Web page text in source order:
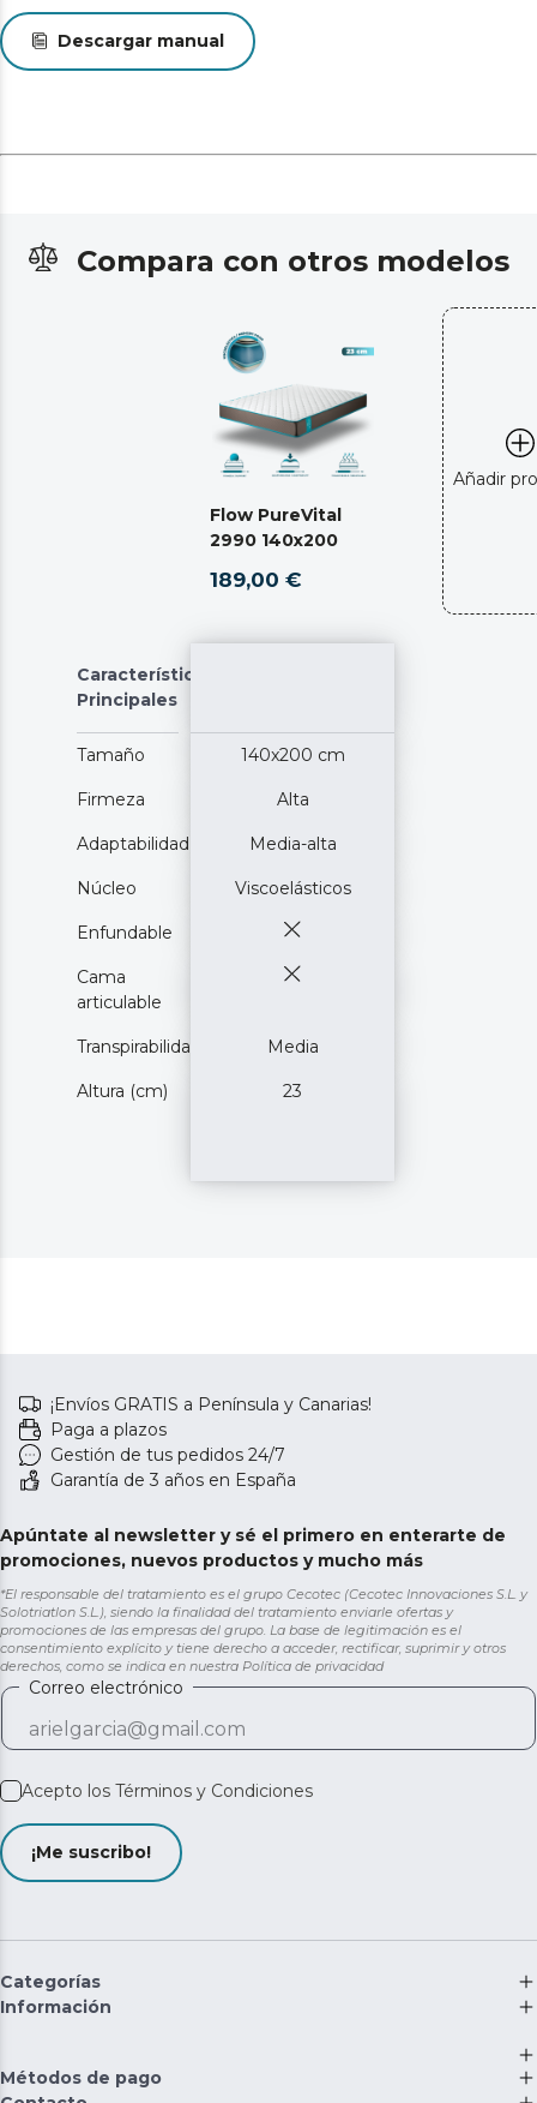
Descargar manual
Compara con otros modelos
Flow PureVital
2990 140x200
189,00 €
Añadir
Características
Principales
Tamaño 140x200 cm
Firmeza Alta
Adaptabilidad Media-alta
Núcleo Viscoelásticos
Enfundable
Cama
articulable
Transpirabilidad Media
Altura (cm) 23
¡Envíos GRATIS a Península y Canarias!
Paga a plazos
Gestión de tus pedidos 24/7
Garantía de 3 años en España
Apúntate al newsletter y sé el primero en enterarte de
promociones, nuevos productos y mucho más
*El responsable del tratamiento es el grupo Cecotec (Cecotec Innovaciones S.L. y
Solotriatlon S.L.), siendo la finalidad del tratamiento enviarle ofertas y
promociones de las empresas del grupo. La base de legitimación es el
consentimiento explícito y tiene derecho a acceder, rectificar, suprimir y otros
derechos, como se indica en nuestra Política de privacidad
Correo electrónico
Acepto los Términos y Condiciones
¡Me suscribo!
Categorías
Información
Métodos de pago